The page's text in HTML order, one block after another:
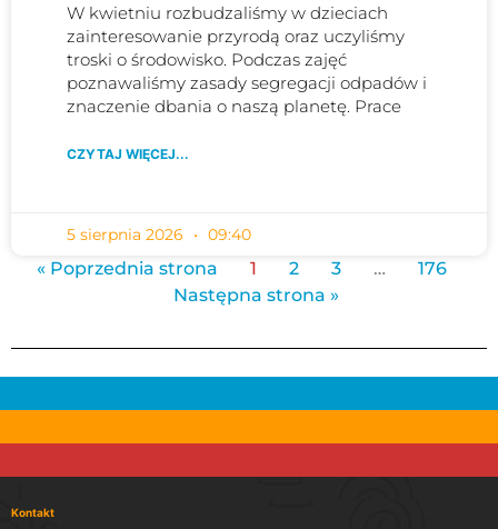
W kwietniu rozbudzaliśmy w dzieciach
zainteresowanie przyrodą oraz uczyliśmy
troski o środowisko. Podczas zajęć
poznawaliśmy zasady segregacji odpadów i
znaczenie dbania o naszą planetę. Prace
CZYTAJ WIĘCEJ...
5 sierpnia 2026 09:40
« Poprzednia strona 1 2 3 …
176
Następna strona »
Kontakt